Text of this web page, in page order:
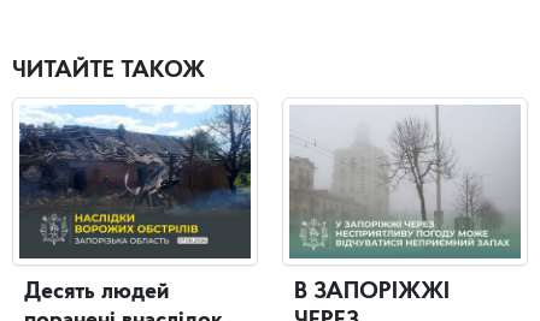
ЧИТАЙТЕ ТАКОЖ
Десять людей
В ЗАПОРІЖЖІ